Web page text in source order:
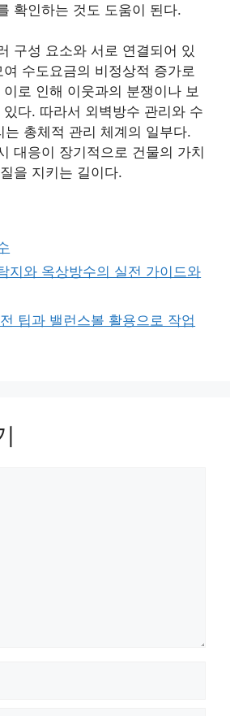
확인하는 것도 도움이 된다.
구성 요소와 서로 연결되어 있
수도요금의 비정상적 증가로
로 인해 이웃과의 분쟁이나 보
다. 따라서 외벽방수 관리와 수
는 총체적 관리 체계의 일부다.
대응이 장기적으로 건물의 가치
을 지키는 길이다.
지와 옥상방수의 실전 가이드와
팁과 밸런스볼 활용으로 작업